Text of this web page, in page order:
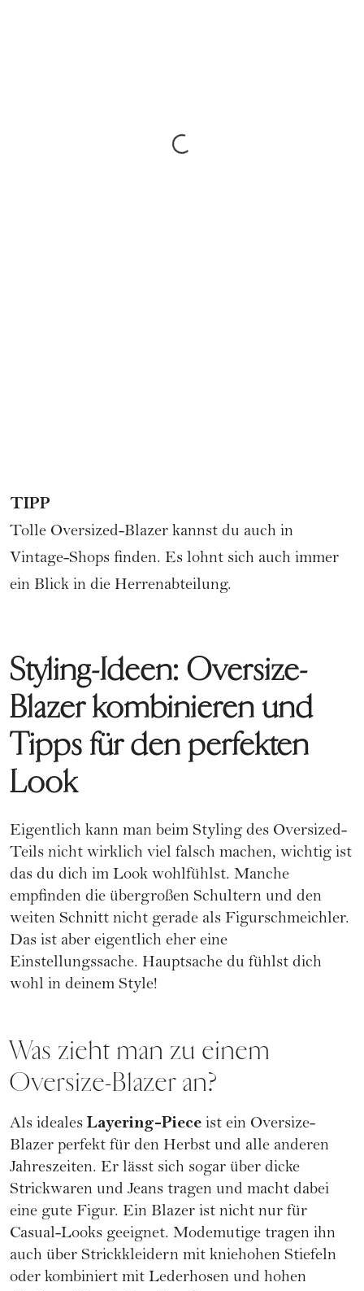
TIPP
Tolle Oversized-Blazer kannst du auch in
Vintage-Shops finden. Es lohnt sich auch immer
ein Blick in die Herrenabteilung.
Styling-Ideen: Oversize-
Blazer kombinieren und
Tipps für den perfekten
Look
Eigentlich kann man beim Styling des Oversized-
Teils nicht wirklich viel falsch machen, wichtig ist
das du dich im Look wohlfühlst. Manche
empfinden die übergroßen Schultern und den
weiten Schnitt nicht gerade als Figurschmeichler.
Das ist aber eigentlich eher eine
Einstellungssache. Hauptsache du fühlst dich
wohl in deinem Style!
Was zieht man zu einem
Oversize-Blazer an?
Als ideales Layering-Piece ist ein Oversize-
Blazer perfekt für den Herbst und alle anderen
Jahreszeiten. Er lässt sich sogar über dicke
Strickwaren und Jeans tragen und macht dabei
eine gute Figur. Ein Blazer ist nicht nur für
Casual-Looks geeignet. Modemutige tragen ihn
auch über Strickkleidern mit kniehohen Stiefeln
oder kombiniert mit Lederhosen und hohen